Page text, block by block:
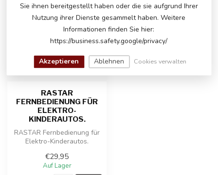
RASTAR
FERNBEDIENUNG FÜR
ELEKTRO-
KINDERAUTOS.
RASTAR Fernbedienung für
Elektro-Kinderautos.
€29,95
Auf Lager
Sie ihnen bereitgestellt haben oder die sie aufgrund Ihrer
Nutzung ihrer Dienste gesammelt haben. Weitere
Informationen finden Sie hier:
https://business.safety.google/privacy/
Akzeptieren Ablehnen Cookies verwalten